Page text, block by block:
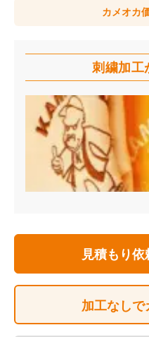
カメオカ
刺繍加工
見積もり依
加工なしで